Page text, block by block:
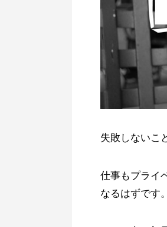
失敗しないこ
仕事もプライ
なるはずです。